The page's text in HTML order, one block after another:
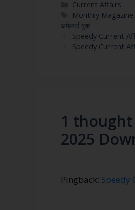
Current Affairs
Monthly
अफेयर्स बुक
Speedy Current
Speedy Current
1 thought
2025
Pingback: Speedy